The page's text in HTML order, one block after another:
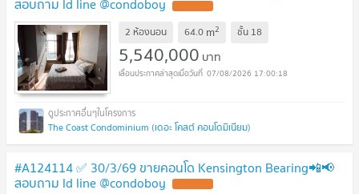
สอบถาม ld line @condoboy
2 ห้องนอน 64.0 m2 ชั้น 18
5,540,000 บาท
07/08/2026 17:00:18
The Coast Condominium (เดอะ โคสต์ คอนโดมิเนียม)
#A124114 ✅ 30/3/69 ขายคอนโด Kensington Bearing📲📢
สอบถาม ld line @condoboy